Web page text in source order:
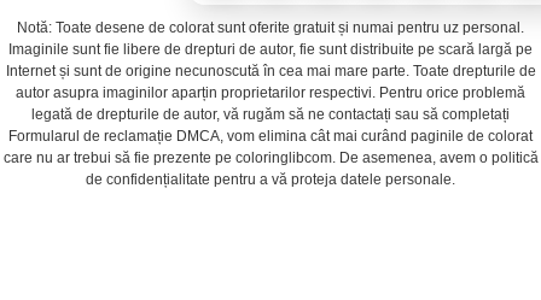
Notă: Toate desene de colorat sunt oferite gratuit și numai pentru uz personal.
Imaginile sunt fie libere de drepturi de autor, fie sunt distribuite pe scară largă pe
Internet și sunt de origine necunoscută în cea mai mare parte. Toate drepturile de
autor asupra imaginilor aparțin proprietarilor respectivi. Pentru orice problemă
legată de drepturile de autor, vă rugăm să ne contactați sau să completați
Formularul de reclamație DMCA, vom elimina cât mai curând paginile de colorat
care nu ar trebui să fie prezente pe coloringlibcom. De asemenea, avem o politică
de confidențialitate pentru a vă proteja datele personale.